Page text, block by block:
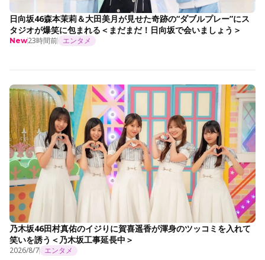
日向坂46森本茉莉＆大田美月が見せた奇跡の“ダブルプレー”にス
タジオが爆笑に包まれる＜まだまだ！日向坂で会いましょう＞
New23時間前 エンタメ
乃木坂46田村真佑のイジりに賀喜遥香が渾身のツッコミを入れて
笑いを誘う＜乃木坂工事延長中＞
2026/8/7 エンタメ